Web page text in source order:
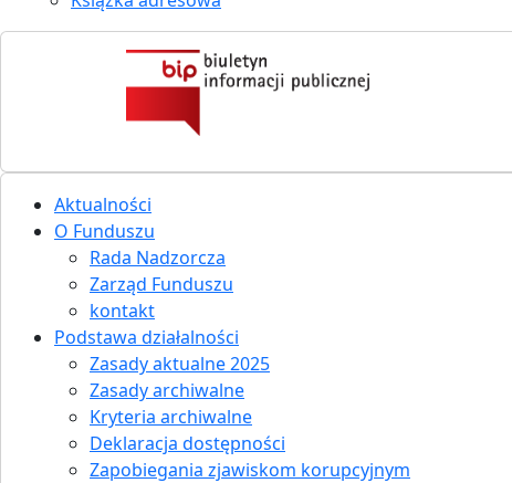
Aktualności
O Funduszu
Rada Nadzorcza
Zarząd Funduszu
kontakt
Podstawa działalności
Zasady aktualne 2025
Zasady archiwalne
Kryteria archiwalne
Deklaracja dostępności
Zapobiegania zjawiskom korupcyjnym